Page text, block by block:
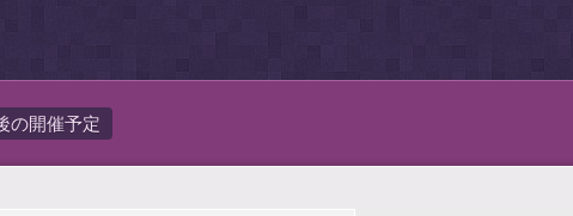
の開催予定